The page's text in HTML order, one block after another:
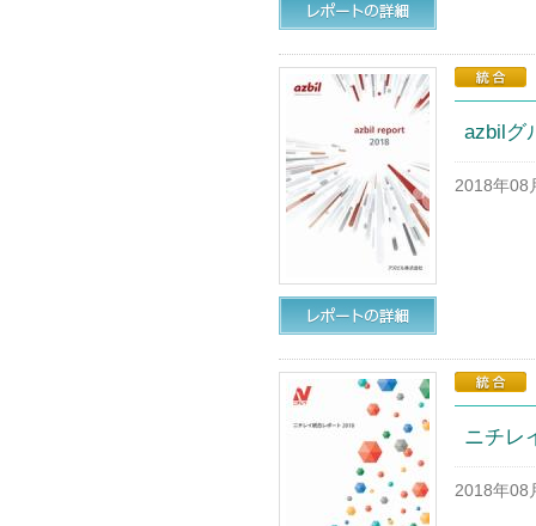
azbilグ
2018年08
ニチレ
2018年08